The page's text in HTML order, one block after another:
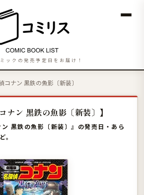
ックの発売予定日をお届け！
コナン 黒鉄の魚影〔新装〕
ナン 黒鉄の魚影〔新装〕】
ン 黒鉄の魚影〔新装〕』の発売日・あら
。